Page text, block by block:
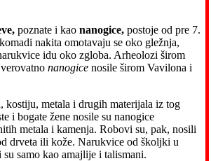
poznate i kao nanogice, postoje od pre 7.
nakita omotavaju se oko gležnja,
idu oko zgloba. Arheolozi širom
nanogice nosile širom Vavilona i
kostiju, metala i drugih materijala iz tog
i bogate žene nosile su nanogice
metala i kamenja. Robovi su, pak, nosili
drveta ili kože. Narukvice od školjki u
samo kao amajlije i talismani.